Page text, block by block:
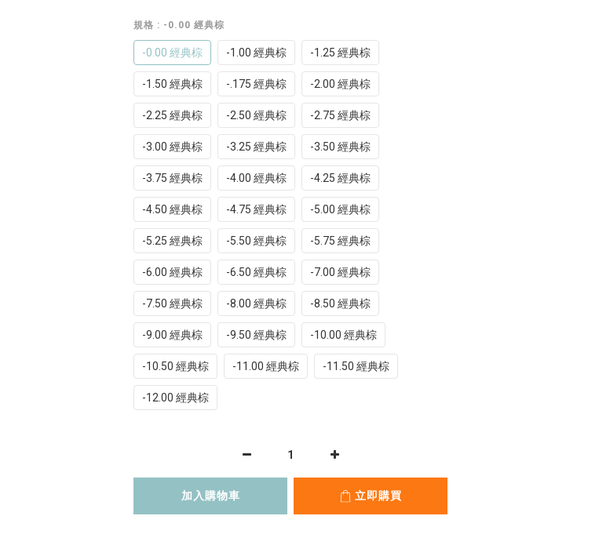
規格 : -0.00 經典棕
-0.00 經典棕 -1.00 經典棕 -1.25 經典棕
-1.50 經典棕 -.175 經典棕 -2.00 經典棕
-2.25 經典棕 -2.50 經典棕 -2.75 經典棕
-3.00 經典棕 -3.25 經典棕 -3.50 經典棕
-3.75 經典棕 -4.00 經典棕 -4.25 經典棕
-4.50 經典棕 -4.75 經典棕 -5.00 經典棕
-5.25 經典棕 -5.50 經典棕 -5.75 經典棕
-6.00 經典棕 -6.50 經典棕 -7.00 經典棕
-7.50 經典棕 -8.00 經典棕 -8.50 經典棕
-9.00 經典棕 -9.50 經典棕 -10.00 經典棕
-10.50 經典棕 -11.00 經典棕 -11.50 經典棕
-12.00 經典棕
加入購物車 立即購買